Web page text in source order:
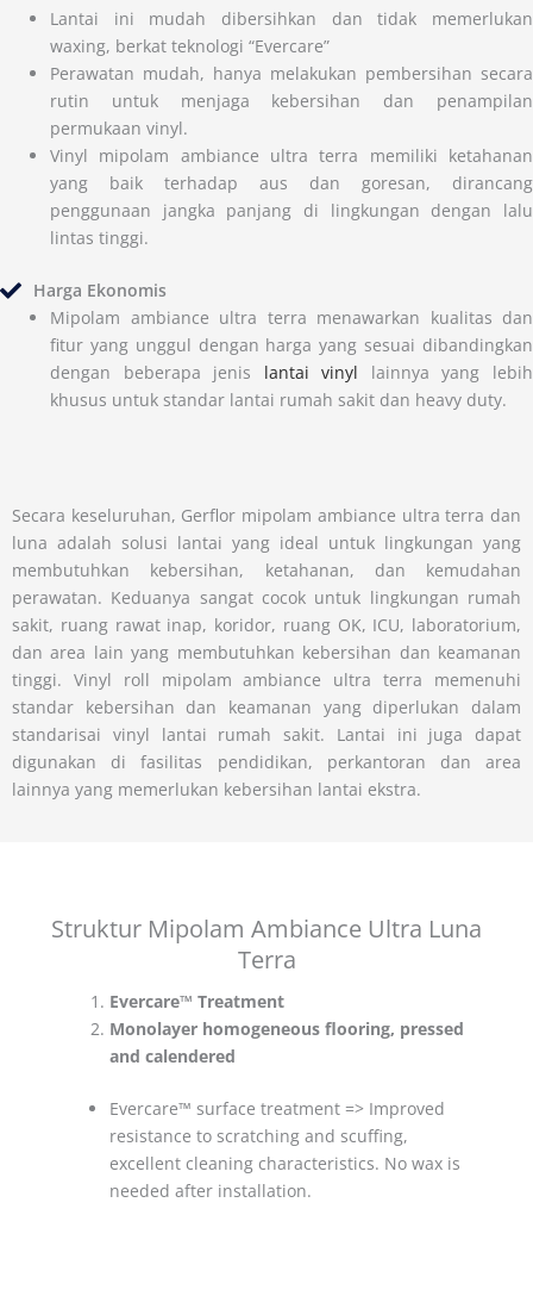
Lantai ini mudah dibersihkan dan tidak memerlukan
waxing, berkat teknologi “Evercare”
Perawatan mudah, hanya melakukan pembersihan secara
rutin untuk menjaga kebersihan dan penampilan
permukaan vinyl.
Vinyl mipolam ambiance ultra terra memiliki ketahanan
yang baik terhadap aus dan goresan, dirancang
penggunaan jangka panjang di lingkungan dengan lalu
lintas tinggi.
Harga Ekonomis
Mipolam ambiance ultra terra menawarkan kualitas dan
fitur yang unggul dengan harga yang sesuai dibandingkan
dengan beberapa jenis lantai vinyl lainnya yang lebih
khusus untuk standar lantai rumah sakit dan heavy duty.
Secara keseluruhan, Gerflor mipolam ambiance ultra terra dan
luna adalah solusi lantai yang ideal untuk lingkungan yang
membutuhkan kebersihan, ketahanan, dan kemudahan
perawatan. Keduanya sangat cocok untuk lingkungan rumah
sakit, ruang rawat inap, koridor, ruang OK, ICU, laboratorium,
dan area lain yang membutuhkan kebersihan dan keamanan
tinggi. Vinyl roll mipolam ambiance ultra terra memenuhi
standar kebersihan dan keamanan yang diperlukan dalam
standarisai vinyl lantai rumah sakit. Lantai ini juga dapat
digunakan di fasilitas pendidikan, perkantoran dan area
lainnya yang memerlukan kebersihan lantai ekstra.
Struktur Mipolam Ambiance Ultra Luna
Terra
Evercare™ Treatment
Monolayer homogeneous flooring, pressed
and calendered
Evercare™ surface treatment => Improved
resistance to scratching and scuffing,
excellent cleaning characteristics. No wax is
needed after installation.